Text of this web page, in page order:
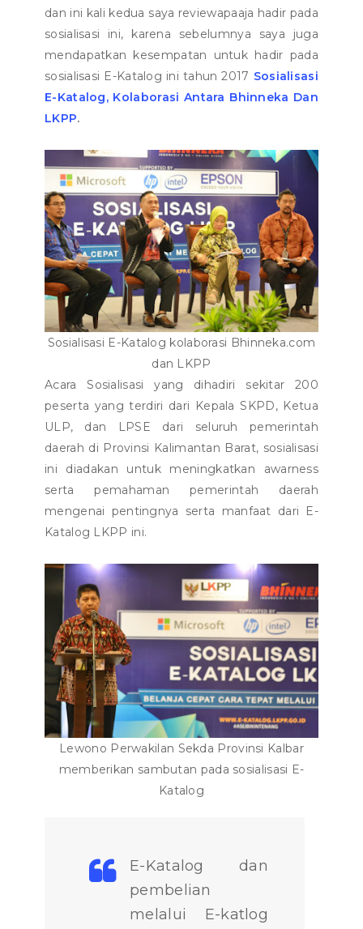
dan ini kali kedua saya reviewapaaja hadir pada
sosialisasi ini, karena sebelumnya saya juga
mendapatkan kesempatan untuk hadir pada
sosialisasi E-Katalog ini tahun 2017 Sosialisasi
E-Katalog, Kolaborasi Antara Bhinneka Dan
LKPP.
Sosialisasi E-Katalog kolaborasi Bhinneka.com
dan LKPP
Acara Sosialisasi yang dihadiri sekitar 200
peserta yang terdiri dari Kepala SKPD, Ketua
ULP, dan LPSE dari seluruh pemerintah
daerah di Provinsi Kalimantan Barat, sosialisasi
ini diadakan untuk meningkatkan awarness
serta pemahaman pemerintah daerah
mengenai pentingnya serta manfaat dari E-
Katalog LKPP ini.
Lewono Perwakilan Sekda Provinsi Kalbar
memberikan sambutan pada sosialisasi E-
Katalog
E-Katalog dan
pembelian
melalui E-katlog